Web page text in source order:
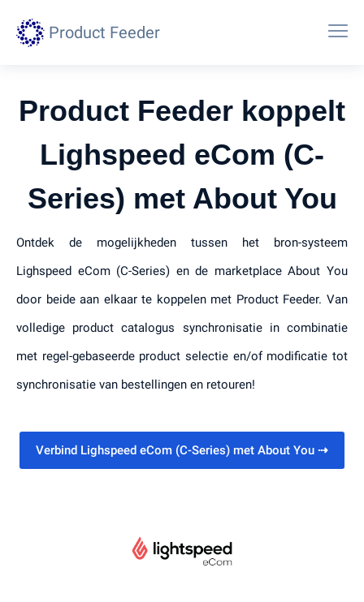
Product Feeder
Product Feeder koppelt
Lighspeed eCom (C-
Series) met About You
Ontdek de mogelijkheden tussen het bron-systeem
Lighspeed eCom (C-Series) en de marketplace About You
door beide aan elkaar te koppelen met Product Feeder. Van
volledige product catalogus synchronisatie in combinatie
met regel-gebaseerde product selectie en/of modificatie tot
synchronisatie van bestellingen en retouren!
Verbind Lighspeed eCom (C-Series) met About You ⇢